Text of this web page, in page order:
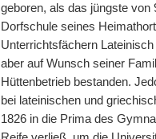
geboren, als das jüngste von
Dorfschule seines
Unterrichtsfächern
aber auf Wunsch seiner
Hüttenbetrieb bestanden.
bei lateinischen und
1826 in die Prima des